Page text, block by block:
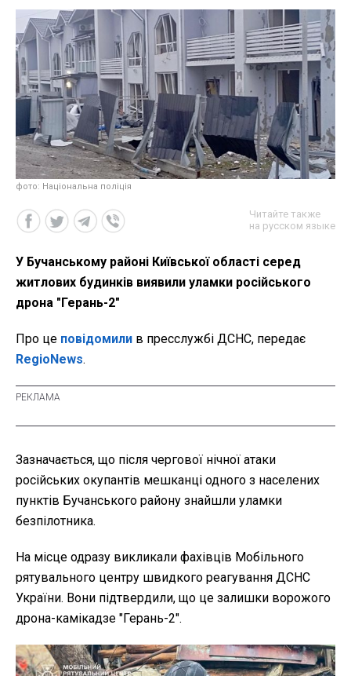
фото: Національна поліція
Читайте также
на русском языке
У Бучанському районі Київської області серед
житлових будинків виявили уламки російського
дрона "Герань-2"
Про це повідомили в пресслужбі ДСНС, передає
RegioNews.
Зазначається, що після чергової нічної атаки
російських окупантів мешканці одного з населених
пунктів Бучанського району знайшли уламки
безпілотника.
На місце одразу викликали фахівців Мобільного
рятувального центру швидкого реагування ДСНС
України. Вони підтвердили, що це залишки ворожого
дрона-камікадзе "Герань-2".